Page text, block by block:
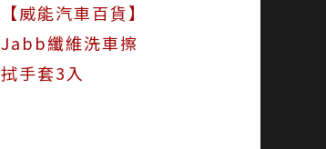
【威能汽車百貨】
Jabb纖維洗車擦
拭手套3入